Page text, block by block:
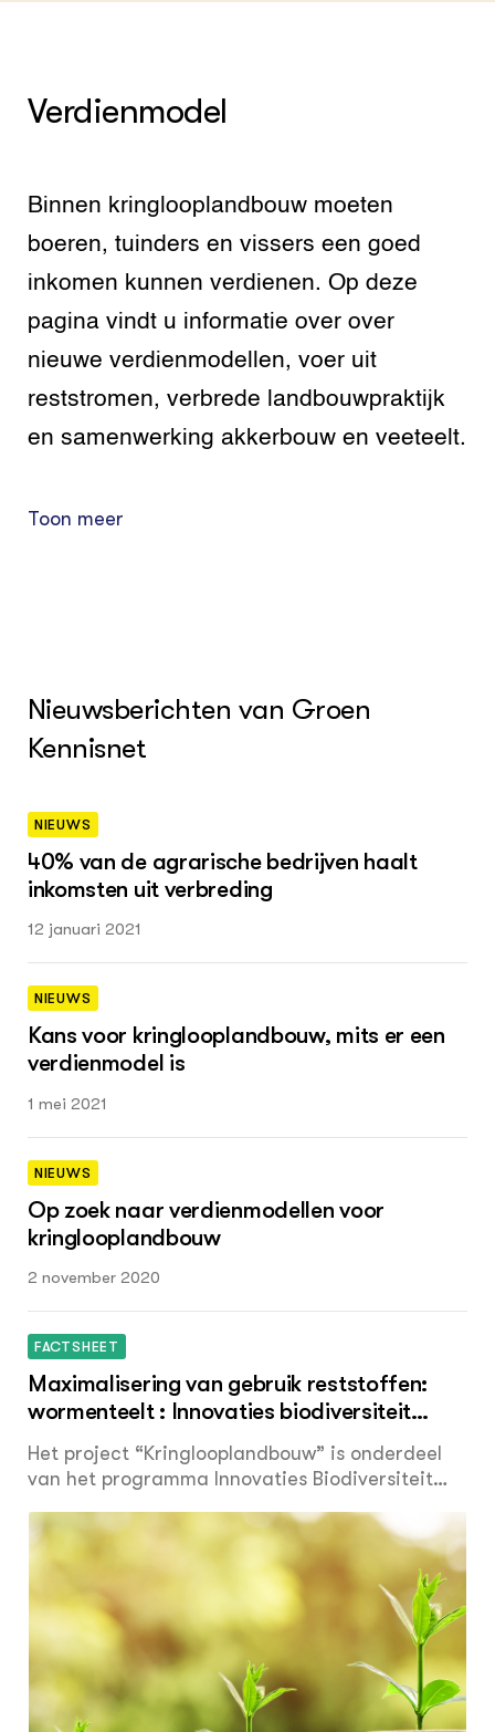
Verdienmodel
Binnen kringlooplandbouw moeten
boeren, tuinders en vissers een goed
inkomen kunnen verdienen. Op deze
pagina vindt u informatie over over
nieuwe verdienmodellen, voer uit
reststromen, verbrede landbouwpraktijk
en samenwerking akkerbouw en veeteelt.
Toon meer
Nieuwsberichten van Groen
Kennisnet
NIEUWS
40% van de agrarische bedrijven haalt
inkomsten uit verbreding
12 januari 2021
NIEUWS
Kans voor kringlooplandbouw, mits er een
verdienmodel is
1 mei 2021
NIEUWS
Op zoek naar verdienmodellen voor
kringlooplandbouw
2 november 2020
FACTSHEET
Maximalisering van gebruik reststoffen:
wormenteelt : Innovaties biodiversiteit
Het project “Kringlooplandbouw” is onderdeel
van het programma Innovaties Biodiversiteit
belangrijkste uitkomsten samengevat over
kringlooplandbouw en het gebruik van
reststoffen. Is er een businesscase voor de teelt
van wormen met reststromen uit een mouterij
en zetmeelaardappelverwerkend bedrijf?